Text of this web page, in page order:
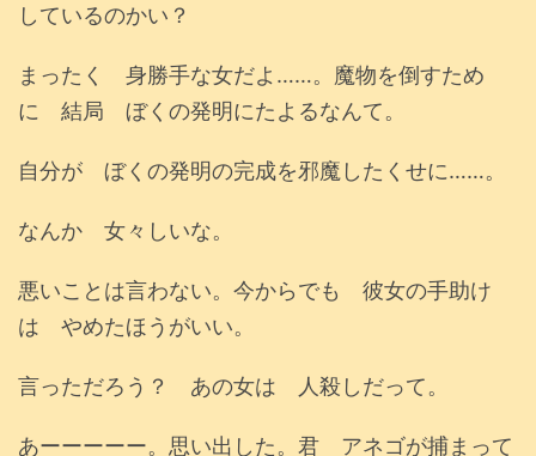
しているのかい？
まったく 身勝手な女だよ……。魔物を倒すため
に 結局 ぼくの発明にたよるなんて。
自分が ぼくの発明の完成を邪魔したくせに……。
なんか 女々しいな。
悪いことは言わない。今からでも 彼女の手助け
は やめたほうがいい。
言っただろう？ あの女は 人殺しだって。
あーーーーー。思い出した。君 アネゴが捕まって